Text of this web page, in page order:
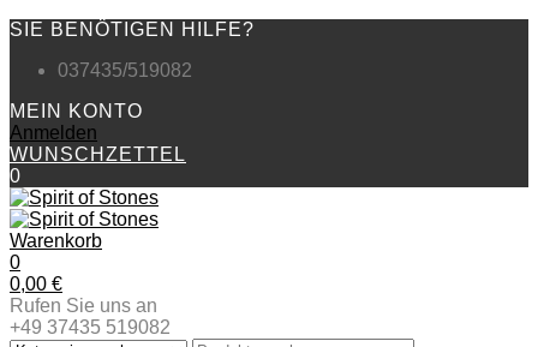
SIE BENÖTIGEN HILFE?
037435/519082
MEIN KONTO
Anmelden
WUNSCHZETTEL
0
Warenkorb
0
0,00 €
Rufen Sie uns an
+49 37435 519082